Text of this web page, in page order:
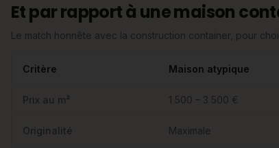
Et par rapport à une maison
Le match honnête avec la construction container, pour
Critère Maison atypique
Prix au m² 1 500 – 3 500 €
Originalité Maximale